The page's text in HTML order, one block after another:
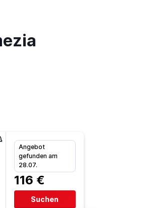
Angebot
gefunden am
28.07.
116 €
Suchen